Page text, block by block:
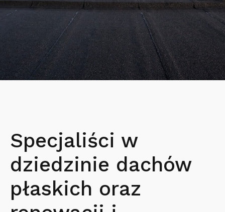
Specjaliści w
dziedzinie dachów
płaskich oraz